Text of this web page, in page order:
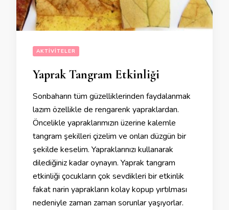
AKTIVITELER
Yaprak Tangram Etkinliği
Sonbaharın tüm güzelliklerinden faydalanmak
lazım özellikle de rengarenk yapraklardan.
Öncelikle yapraklarımızın üzerine kalemle
tangram şekilleri çizelim ve onları düzgün bir
şekilde keselim. Yapraklarınızı kullanarak
dilediğiniz kadar oynayın. Yaprak tangram
etkinliği çocukların çok sevdikleri bir etkinlik
fakat narin yaprakların kolay kopup yırtılması
nedeniyle zaman zaman sorunlar yaşıyorlar.